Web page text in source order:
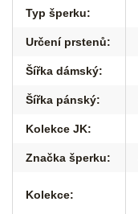
Typ šperku:
Určení prstenů:
Šířka dámský:
Šířka pánský:
Kolekce JK:
Značka šperku:
Kolekce: